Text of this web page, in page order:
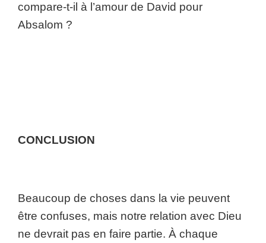
compare-t-il à l’amour de David pour
Absalom ?
CONCLUSION
Beaucoup de choses dans la vie peuvent
être confuses, mais notre relation avec Dieu
ne devrait pas en faire partie. À chaque